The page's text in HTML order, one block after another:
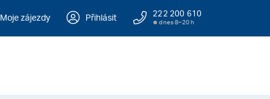
Moje zájezdy Přihlásit 222 200 610
dnes 8–20 h